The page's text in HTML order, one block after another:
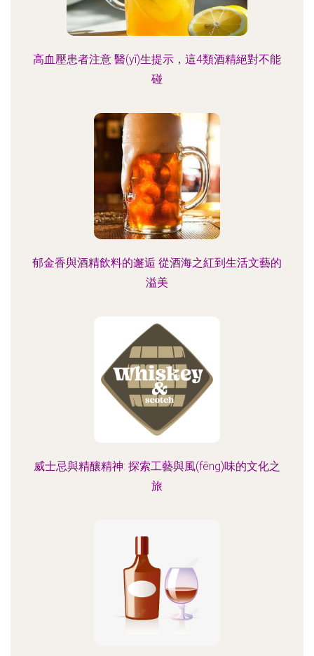
高血壓患者注意 醫(yī)生提示，這4類酒精絕對不能
碰
郁金香與酒精飲料的邂逅 從酒海之紅到生活文藝的
溢美
威士忌與精釀精神: 探索工藝與風(fēng)味的文化之
旅